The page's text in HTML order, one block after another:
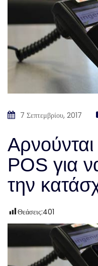
7 Σεπτεμβρίου, 2017
POS για
την
Θεάσεις:401